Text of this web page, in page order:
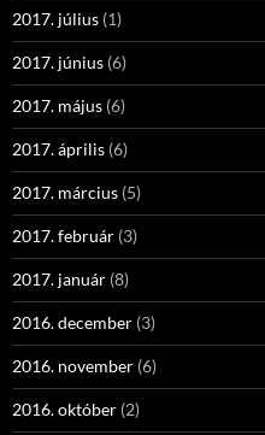
2017. július (1)
2017. június (6)
2017. május (6)
2017. április (6)
2017. március (5)
2017. február (3)
2017. január (8)
2016. december (3)
2016. november (6)
2016. október (2)